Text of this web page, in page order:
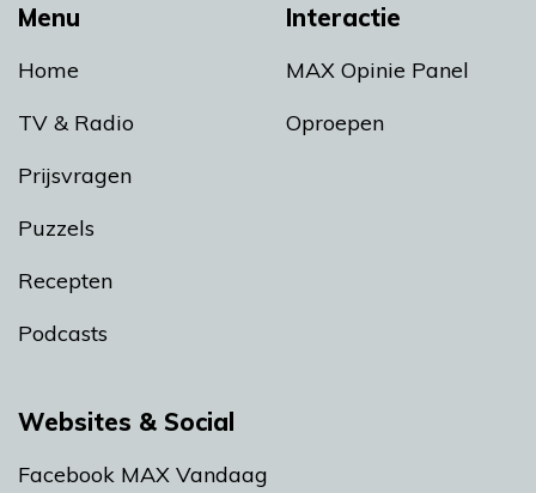
Menu
Home
TV & Radio
Prijsvragen
Puzzels
Recepten
Podcasts
Interactie
MAX Opinie Panel
Oproepen
Websites & Social
Facebook MAX Vandaag